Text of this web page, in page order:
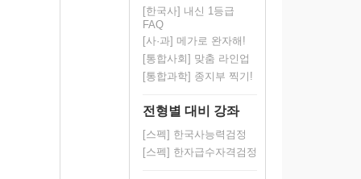
[한국사] 내신 1등급
FAQ
[사·과] 메가로 완자해!
[통합사회] 맞춤 라인업
[통합과학] 종지부 찍기!
전형별 대비 강좌
[스펙] 한국사능력검정
[스펙] 한자급수자격검정